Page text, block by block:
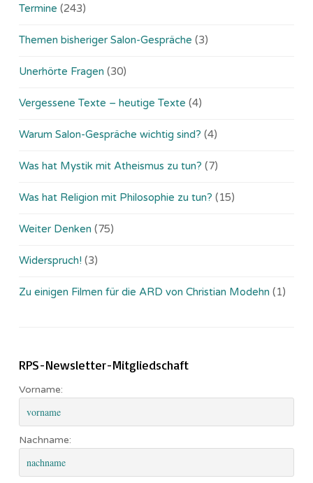
Termine (243)
Themen bisheriger Salon-Gespräche (3)
Unerhörte Fragen (30)
Vergessene Texte – heutige Texte (4)
Warum Salon-Gespräche wichtig sind? (4)
Was hat Mystik mit Atheismus zu tun? (7)
Was hat Religion mit Philosophie zu tun? (15)
Weiter Denken (75)
Widerspruch! (3)
Zu einigen Filmen für die ARD von Christian Modehn (1)
RPS-Newsletter-Mitgliedschaft
Vorname:
Nachname: